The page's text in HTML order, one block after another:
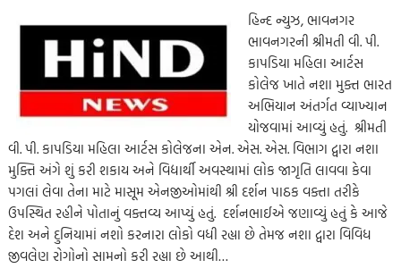
હિન્દ ન્યુઝ, ભાવનગર
ભાવનગરની શ્રીમતી વી. પી.
કાપડિયા મહિલા આર્ટસ
કોલેજ ખાતે નશા મુક્ત ભારત
અભિયાન અંતર્ગત વ્યાખ્યાન
યોજવામાં આવ્યું હતું. શ્રીમતી
વી. પી. કાપડિયા મહિલા આર્ટસ કોલેજના એન. એસ. એસ. વિભાગ દ્વારા નશા
મુક્તિ અંગે શું કરી શકાય અને વિદ્યાર્થી અવસ્થામાં લોક જાગૃતિ લાવવા કેવા
પગલાં લેવા તેના માટે માસૂમ એનજીઓમાંથી શ્રી દર્શન પાઠક વક્તા તરીકે
ઉપસ્થિત રહીને પોતાનું વક્તવ્ય આપ્યું હતું. દર્શનભાઈએ જણાવ્યું હતું કે આજે
દેશ અને દુનિયામાં નશો કરનારા લોકો વધી રહ્યા છે તેમજ નશા દ્વારા વિવિધ
જીવલેણ રોગોનો સામનો કરી રહ્યા છે આથી…